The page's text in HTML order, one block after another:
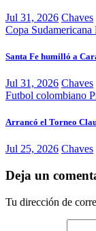
Jul 31, 2026 Chaves
Copa Sudamericana
Santa Fe humilló a
Jul 31, 2026 Chaves
Futbol colombiano
Arrancó el Torneo
Jul 25, 2026 Chaves
Deja un
Tu dirección de